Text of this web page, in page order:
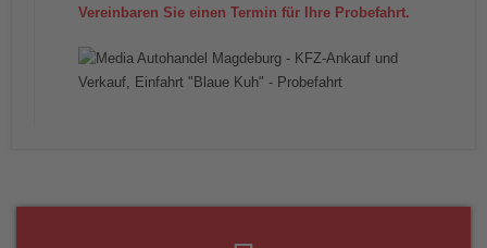
Vereinbaren Sie einen Termin für Ihre Probefahrt.